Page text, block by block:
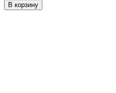
В корзину